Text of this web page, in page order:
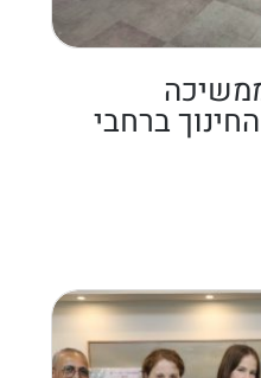
ברחבי